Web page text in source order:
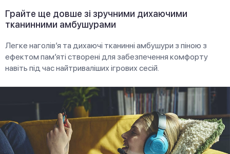
Грайте ще довше зі зручними дихаючими
тканинними амбушурами
Легке наголів’я та дихаючі тканинні амбушури з піною з
ефектом пам’яті створені для забезпечення комфорту
навіть під час найтриваліших ігрових сесій.